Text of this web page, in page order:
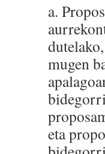
a.​
mugen
eta